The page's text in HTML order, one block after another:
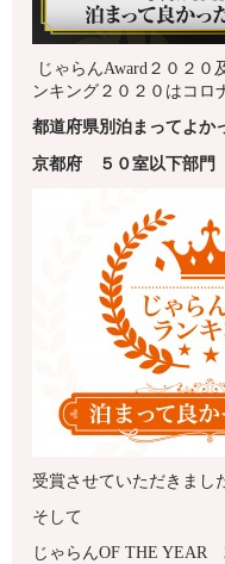
じゃらんAward２０２０
ンキング２０２０はコロ
都道府県別泊まってよか
京都府 ５０室以下部
受賞させていただきまし
そして
じゃらんOF THE YEAR